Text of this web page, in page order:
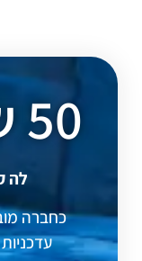
50 שנה של חדשנות בעיצוב
לה
כחברה